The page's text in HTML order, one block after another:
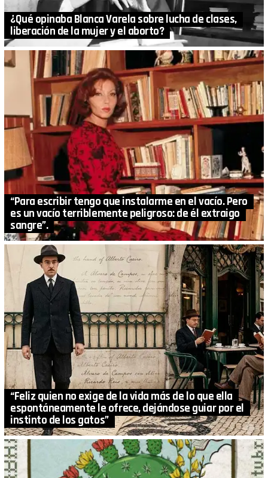
¿Qué opinaba Blanca Varela sobre lucha de clases,
liberación de la mujer y el aborto?
“Para escribir tengo que instalarme en el vacío. Pero
es un vacío terriblemente peligroso: de él extraigo
sangre”.
“Feliz quien no exige de la vida más de lo que ella
espontáneamente le ofrece, dejándose guiar por el
instinto de los gatos”